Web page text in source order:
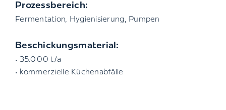
Prozessbereich:
Fermentation, Hygienisierung, Pumpen
Beschickungsmaterial:
• 35.000 t/a
• kommerzielle Küchenabfälle